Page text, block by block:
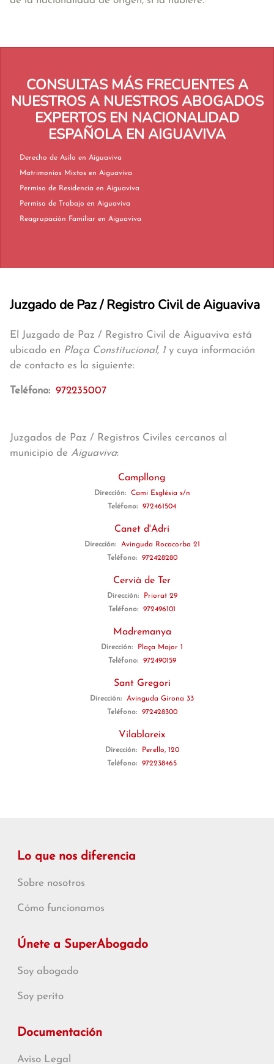
CONSULTAS MÁS FRECUENTES A
NUESTROS A NUESTROS ABOGADOS
EXPERTOS EN NACIONALIDAD
ESPAÑOLA EN AIGUAVIVA
Derecho de Asilo en Aiguaviva
Matrimonios Mixtos en Aiguaviva
Permiso de Residencia en Aiguaviva
Permiso de Trabajo en Aiguaviva
Reagrupación Familiar en Aiguaviva
Juzgado de Paz / Registro Civil de Aiguaviva
El Juzgado de Paz / Registro Civil de Aiguaviva está
ubicado en Plaça Constitucional, 1y cuya información
de contacto es la siguiente:
Teléfono: 972235007
Juzgados de Paz / Registros Civiles cercanos al
municipio de Aiguaviva:
Campllong
Dirección:
Cami Església s/n
Teléfono:
972461504
Canet d'Adri
Dirección:
Avinguda Rocacorba 21
Teléfono:
972428280
Cervià de Ter
Dirección:
Priorat 29
Teléfono:
972496101
Madremanya
Dirección:
Plaça Major 1
Teléfono:
972490159
Sant Gregori
Dirección:
Avinguda Girona 33
Teléfono:
972428300
Vilablareix
Dirección:
Perello, 120
Teléfono:
972238465
Lo que nos diferencia
Sobre nosotros
Cómo funcionamos
Únete a SuperAbogado
Soy abogado
Soy perito
Documentación
Aviso Legal